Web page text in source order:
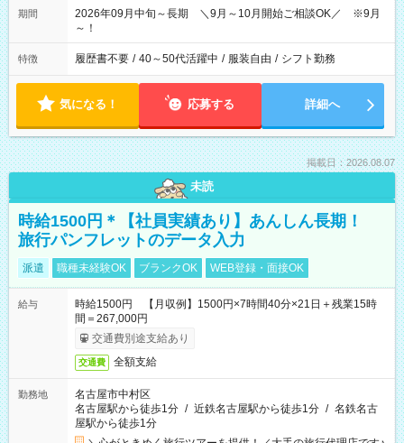
期間
2026年09月中旬～長期 ＼9月～10月開始ご相談OK／ ※9月
～！
特徴 履歴書不要 / 40～50代活躍中 / 服装自由 / シフト勤務
気になる！ 応募する 詳細へ
掲載日：2026.08.07
未読
時給1500円＊【社員実績あり】あんしん長期！
旅行パンフレットのデータ入力
派遣 職種未経験OK ブランクOK WEB登録・面接OK
給与
時給1500円 【月収例】1500円×7時間40分×21日＋残業15時
間＝267,000円
交通費別途支給あり
交通費 全額支給
勤務地
名古屋市中村区
名古屋駅から徒歩1分 / 近鉄名古屋駅から徒歩1分 / 名鉄名古
屋駅から徒歩1分